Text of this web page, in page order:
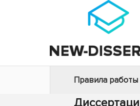
Правила работы